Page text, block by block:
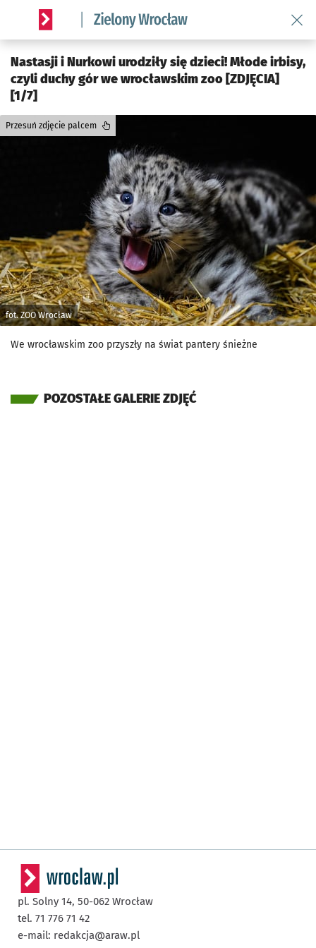
Serwis informacyjny wroclaw.pl podserwis: Środowisko we
Nastasji i Nurkowi urodziły się dzieci! Młode irbisy,
czyli duchy gór we wrocławskim zoo [ZDJĘCIA]
[1/7]
fot. ZOO Wrocław
Przesuń zdjęcie palcem
We wrocławskim zoo przyszły na świat pantery śnieżne
POZOSTAŁE GALERIE ZDJĘĆ
pl. Solny 14, 50-062 Wrocław
tel. 71 776 71 42
e-mail: redakcja@araw.pl